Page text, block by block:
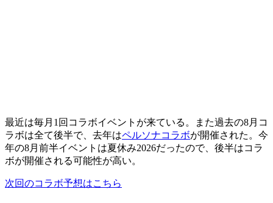
最近は毎月1回コラボイベントが来ている。また過去の8月コ
ラボは全て後半で、去年はペルソナコラボが開催された。今
年の8月前半イベントは夏休み2026だったので、後半はコラ
ボが開催される可能性が高い。
次回のコラボ予想はこちら